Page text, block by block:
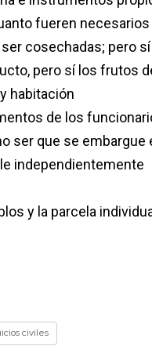
fueren
cosechadas; pero
pero sí los frutos
habitación
de los
ser que se
independientemente
y la parcela
civiles